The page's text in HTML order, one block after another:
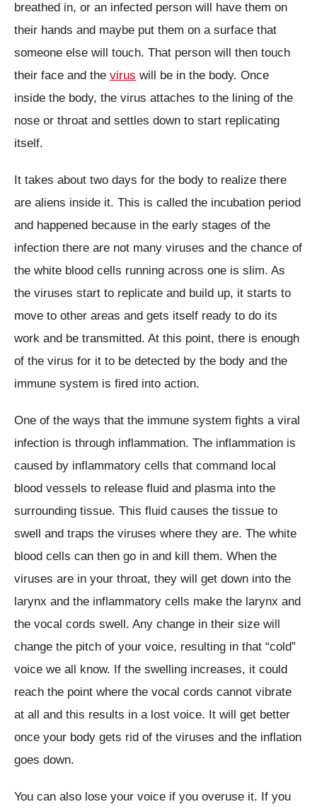
breathed in, or an infected person will have them on
their hands and maybe put them on a surface that
someone else will touch. That person will then touch
their face and the virus will be in the body. Once
inside the body, the virus attaches to the lining of the
nose or throat and settles down to start replicating
itself.
It takes about two days for the body to realize there
are aliens inside it. This is called the incubation period
and happened because in the early stages of the
infection there are not many viruses and the chance of
the white blood cells running across one is slim. As
the viruses start to replicate and build up, it starts to
move to other areas and gets itself ready to do its
work and be transmitted. At this point, there is enough
of the virus for it to be detected by the body and the
immune system is fired into action.
One of the ways that the immune system fights a viral
infection is through inflammation. The inflammation is
caused by inflammatory cells that command local
blood vessels to release fluid and plasma into the
surrounding tissue. This fluid causes the tissue to
swell and traps the viruses where they are. The white
blood cells can then go in and kill them. When the
viruses are in your throat, they will get down into the
larynx and the inflammatory cells make the larynx and
the vocal cords swell. Any change in their size will
change the pitch of your voice, resulting in that “cold”
voice we all know. If the swelling increases, it could
reach the point where the vocal cords cannot vibrate
at all and this results in a lost voice. It will get better
once your body gets rid of the viruses and the inflation
goes down.
You can also lose your voice if you overuse it. If you